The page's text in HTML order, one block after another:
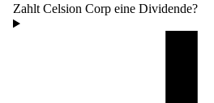
Zahlt Celsion Corp eine Dividende?